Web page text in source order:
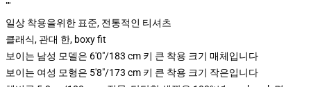
""
일상 착용을위한 표준, 전통적인 티셔츠
클래식, 관대 한, boxy fit
보이는 남성 모델은 6'0"/183 cm 키 큰 착용 크기 매체입니다
보이는 여성 모형은 5'8"/173 cm 키 큰 착용 크기 작은입니다